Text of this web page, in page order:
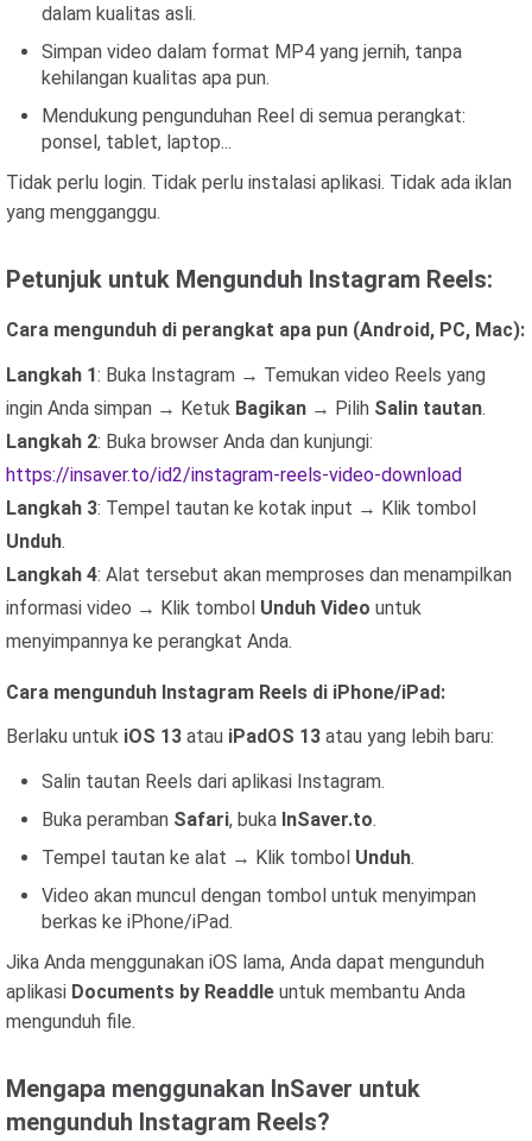
dalam kualitas asli.
Simpan video dalam format MP4 yang jernih, tanpa
kehilangan kualitas apa pun.
Mendukung pengunduhan Reel di semua perangkat:
ponsel, tablet, laptop...
Tidak perlu login. Tidak perlu instalasi aplikasi. Tidak ada iklan
yang mengganggu.
Petunjuk untuk Mengunduh Instagram Reels:
Cara mengunduh di perangkat apa pun (Android, PC, Mac):
Langkah 1: Buka Instagram → Temukan video Reels yang
ingin Anda simpan → Ketuk Bagikan → Pilih Salin tautan.
Langkah 2: Buka browser Anda dan kunjungi:
https://insaver.to/id2/instagram-reels-video-download
Langkah 3: Tempel tautan ke kotak input → Klik tombol
Unduh.
Langkah 4: Alat tersebut akan memproses dan menampilkan
informasi video → Klik tombol Unduh Video untuk
menyimpannya ke perangkat Anda.
Cara mengunduh Instagram Reels di iPhone/iPad:
Berlaku untuk iOS 13 atau iPadOS 13 atau yang lebih baru:
Salin tautan Reels dari aplikasi Instagram.
Buka peramban Safari, buka InSaver.to.
Tempel tautan ke alat → Klik tombol Unduh.
Video akan muncul dengan tombol untuk menyimpan
berkas ke iPhone/iPad.
Jika Anda menggunakan iOS lama, Anda dapat mengunduh
aplikasi Documents by Readdle untuk membantu Anda
mengunduh file.
Mengapa menggunakan InSaver untuk
mengunduh Instagram Reels?